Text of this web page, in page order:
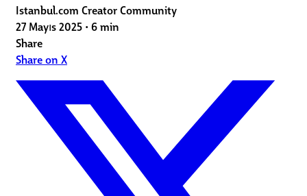
Istanbul.com Creator Community
27 Mayıs 2025 • 6 min
Share
Share on X